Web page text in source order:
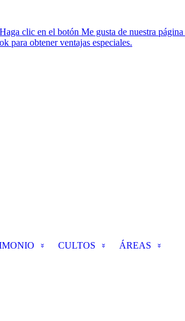
clic en el botón Me gusta de nuestra página
para obtener ventajas especiales.
CULTOS
ÁREAS